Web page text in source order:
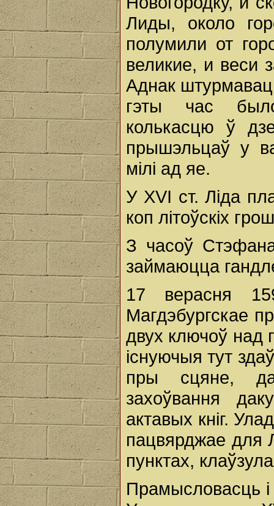
Лиды, около
полумили от
великие, и веси
Аднак
гэты час
колькасцю ў
прышэльцаў у
мілі ад яе.
У XVI ст. Лiда
коп лiтоўскiх
З часоў
займаюцца
17 верасня
Магдэбургскае
двух ключоў над
iснуючыя тут
пры сцяне,
захоўвання
актавых кніг.
пацвярджае для
пунктах,
Прамысловасць і